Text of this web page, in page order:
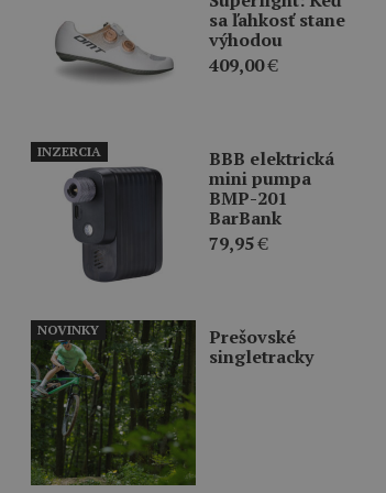
sa ľahkosť stane
výhodou
409,00€
BBB elektrická
mini pumpa
BMP-201
BarBank
79,95€
INZERCIA
Prešovské
singletracky
NOVINKY